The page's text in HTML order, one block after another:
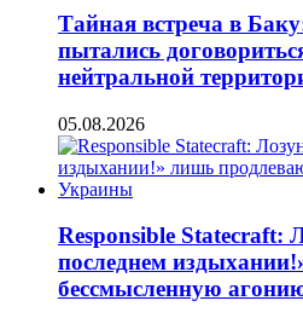
Тайная встреча в
пытались
нейтральной
05.08.2026
Responsible Statecraft:
последнем
бессмысленную